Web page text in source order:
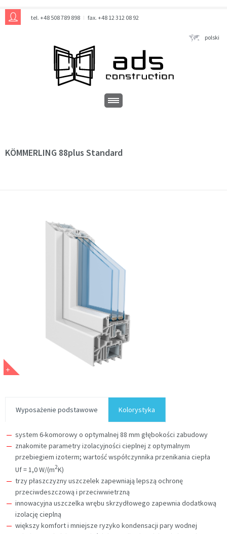
tel. +48 508 789 898 fax. +48 12 312 08 92
polski
KÖMMERLING 88plus Standard
Wyposażenie podstawowe Kolorystyka
system 6-komorowy o optymalnej 88 mm głębokości zabudowy
znakomite parametry izolacyjności cieplnej z optymalnym
przebiegiem izoterm; wartość współczynnika przenikania ciepła
Uf = 1,0 W/(m2K)
trzy płaszczyzny uszczelek zapewniają lepszą ochronę
przeciwdeszczową i przeciwwietrzną
innowacyjna uszczelka wrębu skrzydłowego zapewnia dodatkową
izolację cieplną
większy komfort i mniejsze ryzyko kondensacji pary wodnej